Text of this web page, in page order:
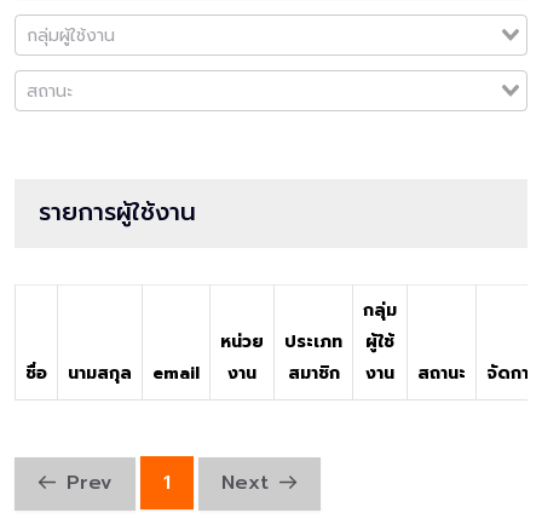
รายการผู้ใช้งาน
ชื่อ นามสกุล email
หน่วย
งาน
ประเภท
สมาชิก
กลุ่ม
ผู้ใช้
งาน
สถานะ จัดการ
Prev 1 Next